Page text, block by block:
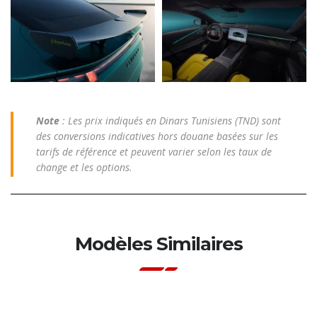
Note : Les prix indiqués en Dinars Tunisiens (TND) sont
des conversions indicatives hors douane basées sur les
tarifs de référence et peuvent varier selon les taux de
change et les options.
Modèles Similaires